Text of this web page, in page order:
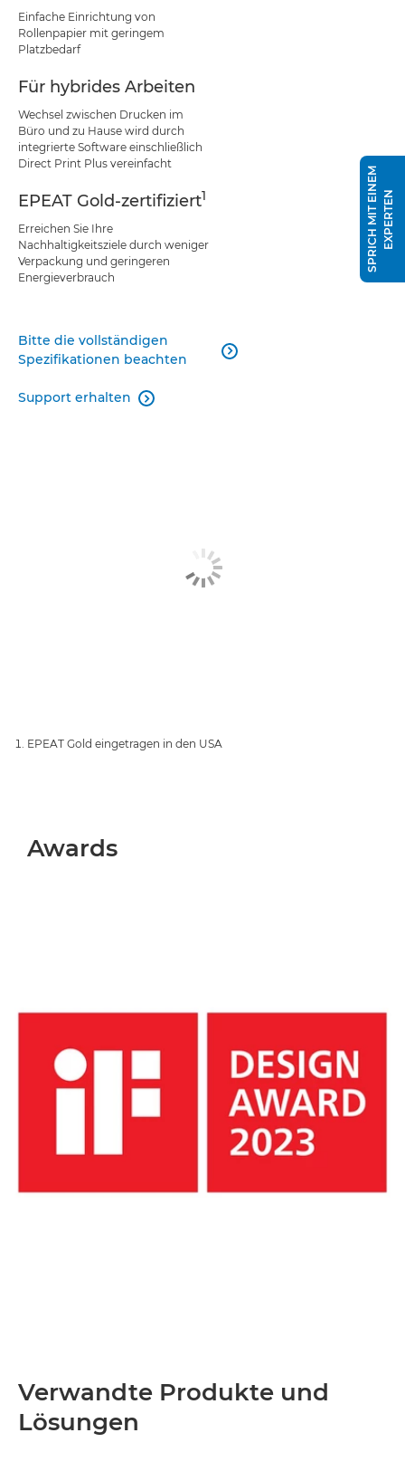
Einfache Einrichtung von
Rollenpapier mit geringem
Platzbedarf
Für hybrides Arbeiten
Wechsel zwischen Drucken im
Büro und zu Hause wird durch
integrierte Software einschließlich
Direct Print Plus vereinfacht
EPEAT Gold-zertifiziert1
Erreichen Sie Ihre
Nachhaltigkeitsziele durch weniger
Verpackung und geringeren
Energieverbrauch
Bitte die vollständigen
Spezifikationen beachten

Support erhalten 
EPEAT Gold eingetragen in den USA
Awards
Verwandte Produkte und
Lösungen
S
P
R
I
C
H
M
I
T
E
I
N
E
M
E
X
P
E
R
T
EN